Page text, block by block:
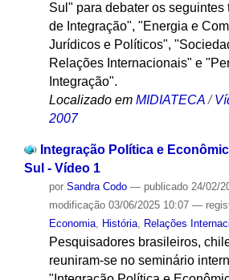
Sul" para debater os seguintes
de Integração", "Energia e
Jurídicos e Políticos",
Relações Internacionais" e
Integração".
Localizado em MIDIATECA /
2007
Integração Política e
Sul - Vídeo 1
por Sandra Codo — publicado24/02/
modificação03/06/2025 10:07 —
Economia, História, Relações
Pesquisadores brasileiros,
reuniram-se no seminário